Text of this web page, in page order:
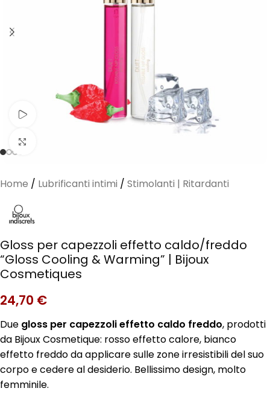
Guarda il video
Home / Lubrificanti intimi / Stimolanti | Ritardanti
Gloss per capezzoli effetto caldo/freddo
“Gloss Cooling & Warming” | Bijoux
Cosmetiques
24,70 €
Due gloss per capezzoli effetto caldo freddo, prodotti
da Bijoux Cosmetique: rosso effetto calore, bianco
effetto freddo da applicare sulle zone irresistibili del suo
corpo e cedere al desiderio. Bellissimo design, molto
femminile.